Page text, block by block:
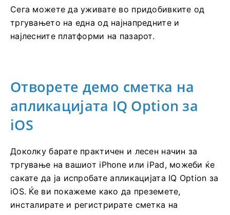
Сега можете да уживате во придобивките од
тргувањето на една од најнапредните и
најлесните платформи на пазарот.
Отворете демо сметка на
апликацијата IQ Option за
iOS
Доколку барате практичен и лесен начин за
тргување на вашиот iPhone или iPad, можеби ќе
сакате да ја испробате апликацијата IQ Option за
iOS. Ќе ви покажеме како да преземете,
инсталирате и регистрирате сметка на